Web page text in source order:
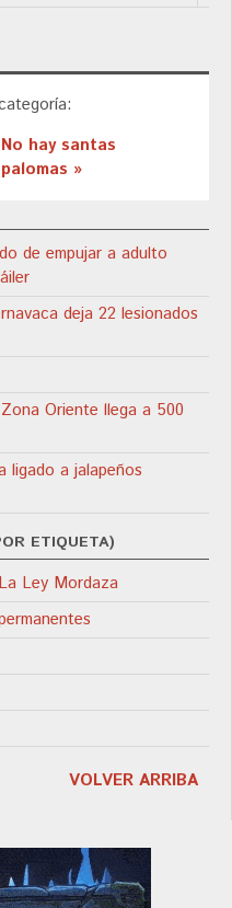
No hay santas
palomas »
de empujar a adulto
deja 22 lesionados
Oriente llega a 500
ligado a jalapeños
ETIQUETA)
Ley Mordaza
VOLVER ARRIBA